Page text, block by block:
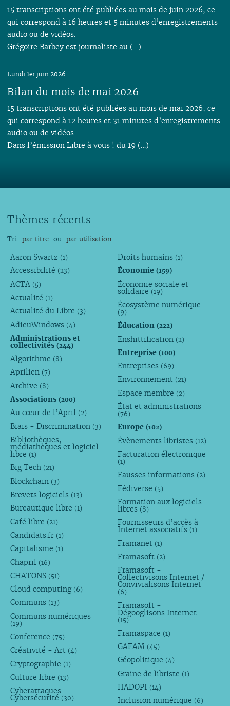
15 transcriptions ont été publiées au mois de juin 2026, ce
qui correspond à 16 heures et 5 minutes d’enregistrements
audio ou de vidéos.
Grégoire Barbey est journaliste au (…)
Bilan du mois de mai 2026
Lundi 1er juin 2026
15 transcriptions ont été publiées au mois de mai 2026, ce
qui correspond à 12 heures et 31 minutes d’enregistrements
audio ou de vidéos.
Dans l’émission Libre à vous ! du 19 (…)
Thèmes récents
Tri par titre ou par utilisation
Aaron Swartz (1)
Accessibilité (23)
ACTA (5)
Actualité (1)
Actualité du Libre (3)
AdieuWindows (4)
Administrations et
collectivités (244)
Algorithme (8)
Aprilien (7)
Archive (8)
Associations (200)
Au cœur de l’April (2)
Biais - Discrimination (3)
Bibliothèques,
médiathèques et logiciel
libre (1)
Big Tech (21)
Blockchain (3)
Brevets logiciels (13)
Bureautique libre (1)
Café libre (21)
Candidats.fr (1)
Capitalisme (1)
Chapril (16)
CHATONS (51)
Cloud computing (6)
Communs (13)
Communs numériques
(19)
Conference (75)
Créativité - Art (4)
Cryptographie (1)
Culture libre (13)
Cyberattaques -
Cybersécurité (30)
Droits humains (1)
Économie(159)
Économie sociale et
solidaire (19)
Écosystème numérique
(9)
Éducation(222)
Enshittification (2)
Entreprise(100)
Entreprises (69)
Environnement (21)
Espace membre (2)
État et administrations
(76)
Europe(102)
Évènements libristes (12)
Facturation électronique
(1)
Fausses informations (2)
Fédiverse (5)
Formation aux logiciels
libres (8)
Fournisseurs d’accès à
Internet associatifs (1)
Framanet (1)
Framasoft (2)
Framasoft -
Collectivisons Internet /
Convivialisons Internet
(6)
Framasoft -
Dégooglisons Internet
(15)
Framaspace (1)
GAFAM (45)
Géopolitique (4)
Graine de libriste (1)
HADOPI (14)
Inclusion numérique (6)